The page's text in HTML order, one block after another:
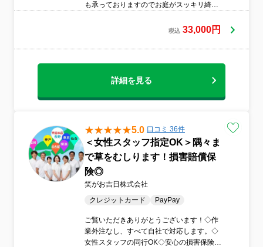
も承っておりますのでお庭がスッキリ綺麗
税込 33,000円
詳細を見る
5.0 口コミ 36件
＜女性スタッフ指定OK＞隅々ま
で草をむしります！損害賠償保
険◎
笑がお吉日株式会社
クレジットカード
PayPay
ご覧いただきありがとうございます！◇作
業外注なし、すべて自社で対応します。◇
女性スタッフの同行OK◇安心の損害保険加